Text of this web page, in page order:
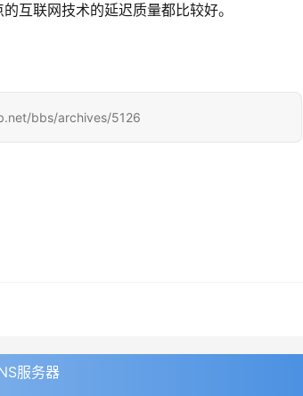
互联网技术的延迟质量都比较好。
bbs/archives/5126
服务器